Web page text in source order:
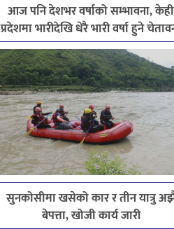
आज पनि देशभर वर्षाको सम्भावना, केही
प्रदेशमा भारीदेखि धेरै भारी वर्षा हुने
सुनकोसीमा खसेको कार र तीन यात्रु
बेपत्ता, खोजी कार्य जारी